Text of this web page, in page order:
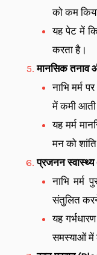
को कम
यह पेट में
करता है।
मानसिक
नाभि मर्म
में कमी आती
यह मर्म
मन को
प्रजनन
नाभि मर्म
संतुलित
यह
समस्याओं में